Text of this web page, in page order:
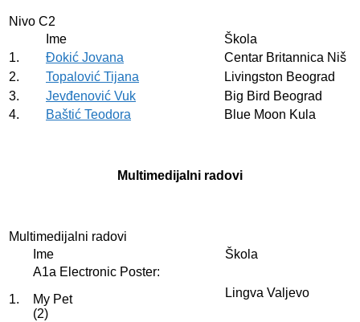
Nivo C2
Ime
Škola
1.
Đokić Jovana
Centar Britannica Niš
2.
Topalović Tijana
Livingston Beograd
3.
Jevđenović Vuk
Big Bird Beograd
4.
Baštić Teodora Blue Moon Kula
Multimedijalni radovi
Multimedijalni radovi
Ime
Škola
1.
A1a Electronic Poster:
My Pet
(2)
Lingva Valjevo